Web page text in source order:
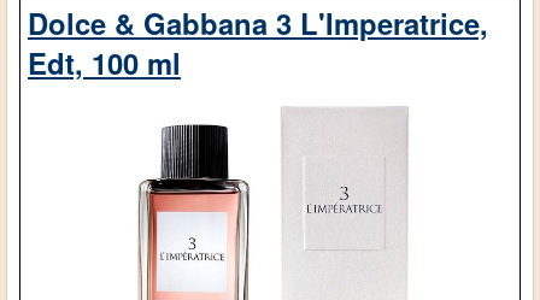
Dolce & Gabbana 3 L'Imperatrice,
Edt, 100 ml